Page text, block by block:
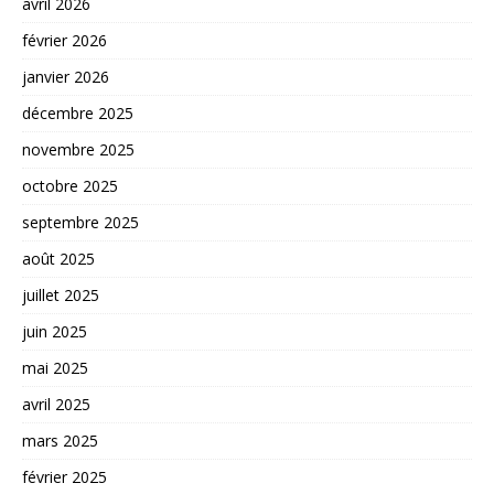
février 2026
janvier 2026
décembre 2025
novembre 2025
octobre 2025
septembre 2025
août 2025
juillet 2025
juin 2025
mai 2025
avril 2025
mars 2025
février 2025